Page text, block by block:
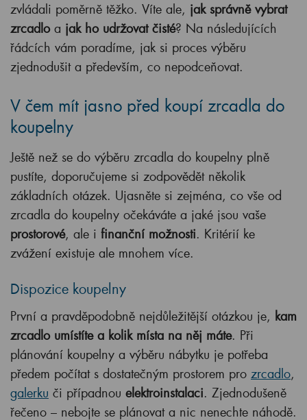
zvládali poměrně těžko. Víte ale, jak správně vybrat
zrcadloa jak ho udržovat čisté? Na následujících
řádcích vám poradíme, jak si proces výběru
zjednodušit a především, co nepodceňovat.
V čem mít jasno před koupí zrcadla do
koupelny
Ještě než se do výběru zrcadla do koupelny plně
pustíte, doporučujeme si zodpovědět několik
základních otázek. Ujasněte si zejména, co vše od
zrcadla do koupelny očekáváte a jaké jsou vaše
prostorové, ale i finanční možnosti. Kritérií ke
zvážení existuje ale mnohem více.
Dispozice koupelny
První a pravděpodobně nejdůležitější otázkou je, kam
zrcadlo umístíte a kolik místa na něj máte. Při
plánování koupelny a výběru nábytku je potřeba
předem počítat s dostatečným prostorem pro zrcadlo,
galerku či případnou elektroinstalaci. Zjednodušeně
řečeno – nebojte se plánovat a nic nenechte náhodě.